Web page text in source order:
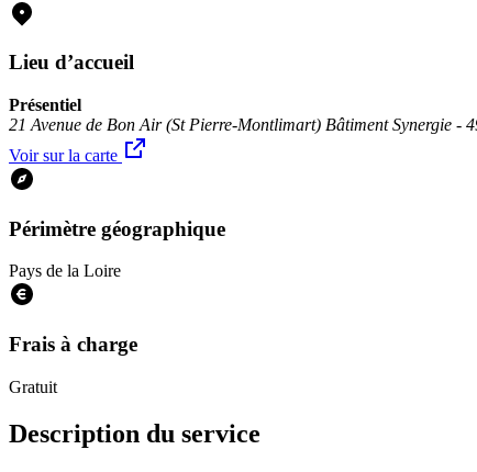
Lieu d’accueil
Présentiel
21 Avenue de Bon Air (St Pierre-Montlimart) Bâtiment Synergie -
Voir sur la carte
Périmètre géographique
Pays de la Loire
Frais à charge
Gratuit
Description du service